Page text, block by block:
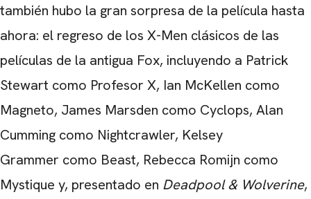
también hubo la gran sorpresa de la película hasta
ahora: el regreso de los X-Men clásicos de las
películas de la antigua Fox, incluyendo a Patrick
Stewart como Profesor X, Ian McKellen como
Magneto, James Marsden como Cyclops, Alan
Cumming como Nightcrawler, Kelsey
Grammer como Beast, Rebecca Romijn como
Mystique y, presentado en Deadpool & Wolverine,